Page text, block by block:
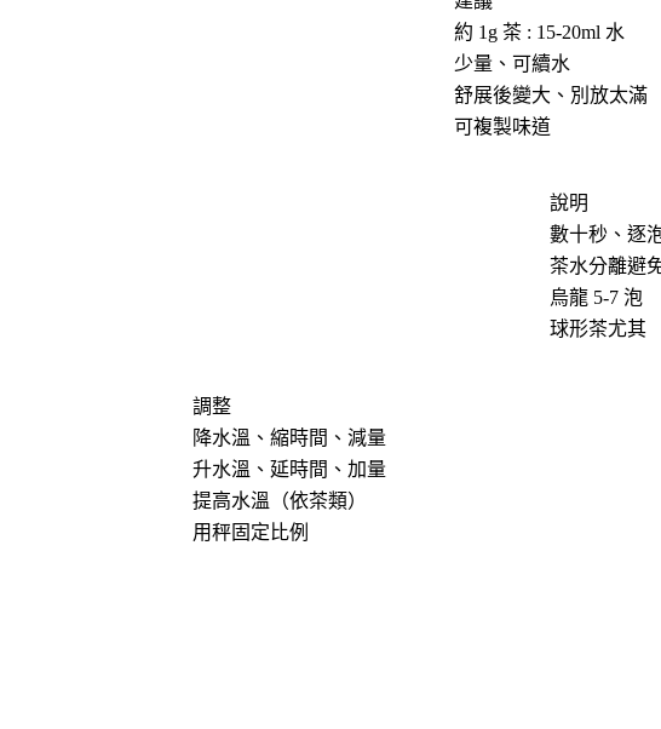
約 1g 茶 : 15-20ml 水
少量、可續水
舒展後變大、別放太滿
可複製味道
說明
數十秒、逐
茶水分離避
烏龍 5-7 泡
球形茶尤其
調整
降水溫、縮時間、減量
升水溫、延時間、加量
提高水溫（依茶類）
用秤固定比例